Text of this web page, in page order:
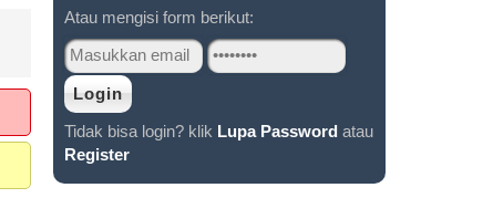
Atau mengisi form berikut:
Tidak bisa login? klik Lupa Password atau
Register